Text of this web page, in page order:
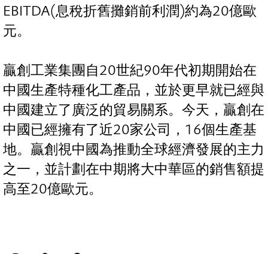
EBITDA(息稅折舊攤銷前利潤)約為20億歐
元。
贏創工業集團自20世紀90年代初期開始在
中國生產特種化工產品，並於更早就已經與
中國建立了廣泛的貿易關系。今天，贏創在
中國已經擁有了近20家公司，16個生產基
地。贏創視中國為推動全球經濟發展的主力
之一，並計劃在中期將大中華區的銷售額提
高至20億歐元。